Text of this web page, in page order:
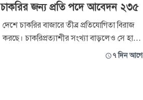
চাকরির জন্য প্রতি পদে আবেদন ২৩৫
দেশে চাকরির বাজারে তীব্র প্রতিযোগিতা বিরাজ
করছে। চাকরিপ্রত্যাশীর সংখ্যা বাড়লেও সে হারে
বাড়ছে না শূন্যপদের সংখ্যা। একটি পদের৭ দিন আগে